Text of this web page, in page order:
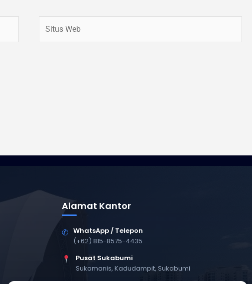
Web
Alamat Kantor
✆ WhatsApp / Telepon
(+62) 815-8575-4435
Pusat Sukabumi
Sukamanis, Kadudampit, Sukabumi